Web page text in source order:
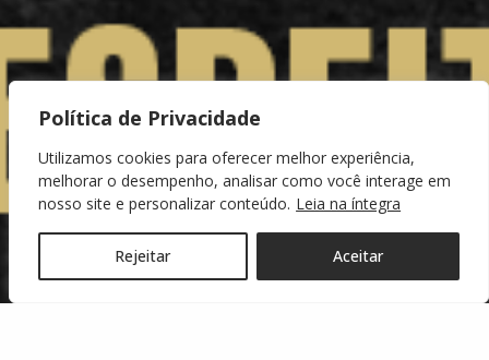
Política de Privacidade
Utilizamos cookies para oferecer melhor experiência,
melhorar o desempenho, analisar como você interage em
nosso site e personalizar conteúdo. Leia na íntegra
Rejeitar Aceitar